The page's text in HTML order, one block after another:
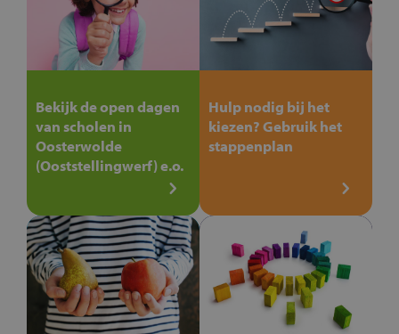
Bekijk de open dagen
van scholen in
Oosterwolde
(Ooststellingwerf) e.o.
Hulp nodig bij het
kiezen? Gebruik het
stappenplan